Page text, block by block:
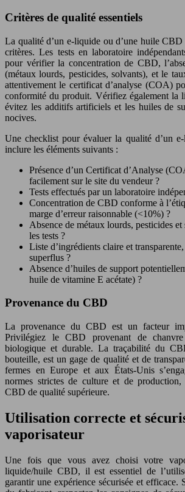
Critères de qualité essentiels
La qualité d’un e-liquide ou d’une huile CBD
critères. Les tests en laboratoire
pour vérifier la concentration de CBD,
(métaux lourds, pesticides, solvants), et le
attentivement le certificat d’analyse (COA)
conformité du produit. Vérifiez également la
évitez les additifs artificiels et les huiles de
nocives.
Une checklist pour évaluer la qualité d’un
inclure les éléments suivants :
Présence d’un Certificat d’Analyse
facilement sur le site du vendeur ?
Tests effectués par un laboratoire
Concentration de CBD conforme à
marge d’erreur raisonnable (<10%) ?
Absence de métaux lourds, pesticides et
les tests ?
Liste d’ingrédients claire et
superflus ?
Absence d’huiles de support
huile de vitamine E acétate) ?
Provenance du CBD
La provenance du CBD est un facteur
Privilégiez le CBD provenant de
biologique et durable. La traçabilité du
bouteille, est un gage de qualité et de
fermes en Europe et aux États-Unis
normes strictes de culture et de production,
CBD de qualité supérieure.
Utilisation correcte et
vaporisateur
Une fois que vous avez choisi votre
liquide/huile CBD, il est essentiel de
garantir une expérience sécurisée et efficace.